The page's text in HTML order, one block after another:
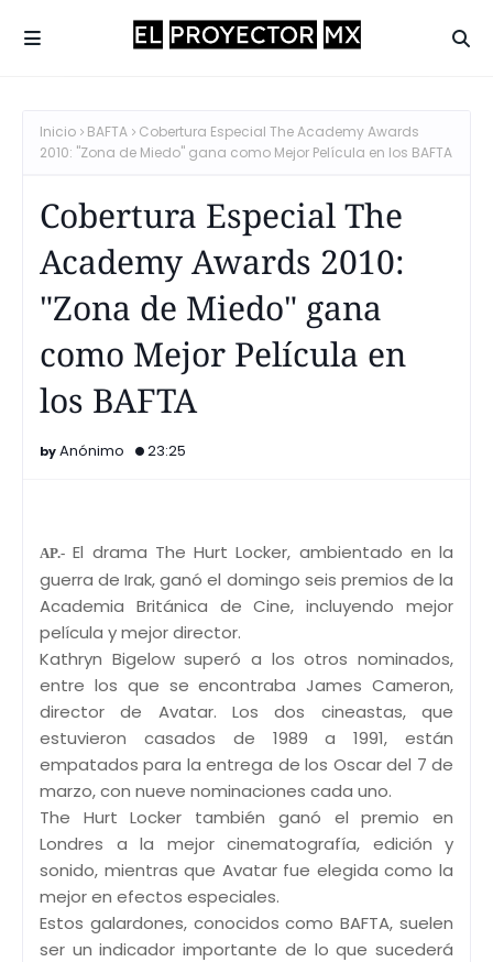
Inicio BAFTA
Cobertura Especial The Academy Awards
2010: "Zona de Miedo" gana como Mejor Película en los BAFTA
Cobertura Especial The
Academy Awards 2010:
"Zona de Miedo" gana
como Mejor Película en
los BAFTA
Anónimo 23:25
AP.- El drama The Hurt Locker, ambientado en la
guerra de Irak, ganó el domingo seis premios de la
Academia Británica de Cine, incluyendo mejor
película y mejor director.
Kathryn Bigelow superó a los otros nominados,
entre los que se encontraba James Cameron,
director de Avatar. Los dos cineastas, que
estuvieron casados de 1989 a 1991, están
empatados para la entrega de los Oscar del 7 de
marzo, con nueve nominaciones cada uno.
The Hurt Locker también ganó el premio en
Londres a la mejor cinematografía, edición y
sonido, mientras que Avatar fue elegida como la
mejor en efectos especiales.
Estos galardones, conocidos como BAFTA, suelen
ser un indicador importante de lo que sucederá